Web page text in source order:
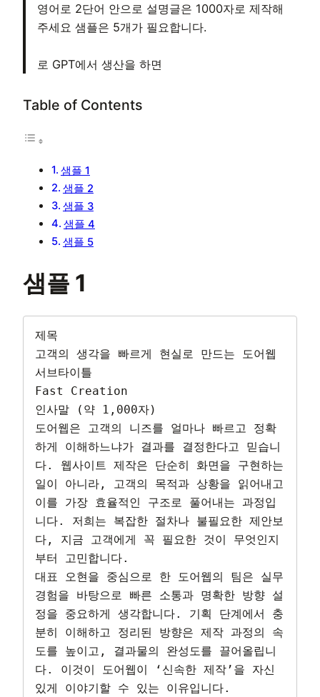
영어로 2단어 안으로 설명글은 1000자로 제작해
주세요 샘플은 5개가 필요합니다.
로 GPT에서 생산을 하면
Table of Contents
샘플 1
샘플 2
샘플 3
샘플 4
샘플 5
샘플 1
제목
고객의 생각을 빠르게 현실로 만드는 도어웹
서브타이틀
Fast Creation
인사말 (약 1,000자)
도어웹은 고객의 니즈를 얼마나 빠르고 정확
하게 이해하느냐가 결과를 결정한다고 믿습니
다. 웹사이트 제작은 단순히 화면을 구현하는
일이 아니라, 고객의 목적과 상황을 읽어내고
이를 가장 효율적인 구조로 풀어내는 과정입
니다. 저희는 복잡한 절차나 불필요한 제안보
다, 지금 고객에게 꼭 필요한 것이 무엇인지
부터 고민합니다.
대표 오현을 중심으로 한 도어웹의 팀은 실무
경험을 바탕으로 빠른 소통과 명확한 방향 설
정을 중요하게 생각합니다. 기획 단계에서 충
분히 이해하고 정리된 방향은 제작 과정의 속
도를 높이고, 결과물의 완성도를 끌어올립니
다. 이것이 도어웹이 ‘신속한 제작’을 자신
있게 이야기할 수 있는 이유입니다.